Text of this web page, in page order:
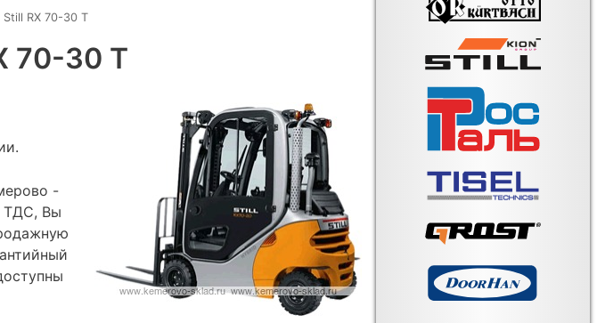
Still RX 70-30 T
70-30 T
-
ТДС, Вы